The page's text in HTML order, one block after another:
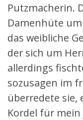
Putzmacherin.
Damenhüte
das weibliche
der sich um
allerdings
sozusagen im
überredete
Kordel für